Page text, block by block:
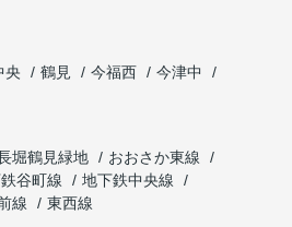
央 鶴見 今福西
今津中
堀鶴見緑地
おおさか東線
谷町線
地下鉄中央線
線
東西線